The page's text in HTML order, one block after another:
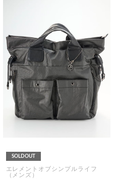
SOLDOUT
エレメントオブシンプルライフ
（メンズ）